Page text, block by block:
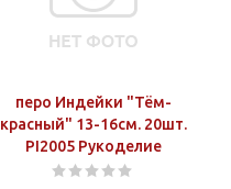
перо Индейки "Тём-
красный" 13-16см. 20шт.
PI2005 Рукоделие